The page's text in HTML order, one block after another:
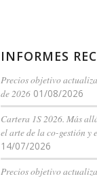
INFORMES
Precios objetivo
de 2026 01/08/2026
Cartera 1S 2026. Más
el arte de la co-gestión y
14/07/2026
Precios objetivo